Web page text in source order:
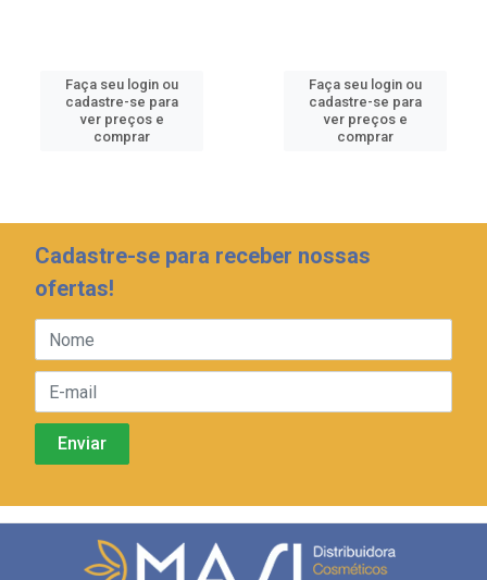
Faça seu login ou
cadastre-se para
ver preços e
comprar
Faça seu login ou
cadastre-se para
ver preços e
comprar
Cadastre-se para receber nossas
ofertas!